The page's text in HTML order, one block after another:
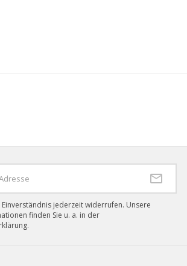
Einverständnis jederzeit widerrufen. Unsere
finden Sie u. a. in der